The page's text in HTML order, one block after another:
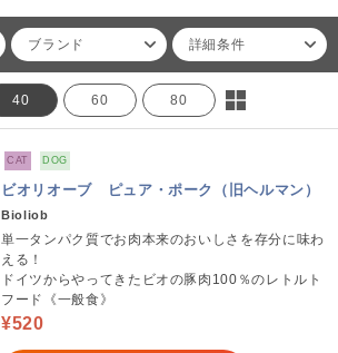
ブランド 詳細条件
40 60 80
CAT DOG
ビオリオーブ ピュア・ポーク（旧ヘルマン）
Bioliob
単一タンパク質でお肉本来のおいしさを存分に味わ
える！
ドイツからやってきたビオの豚肉100％のレトルト
フード《一般食》
¥520